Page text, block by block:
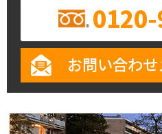
お問い合わ